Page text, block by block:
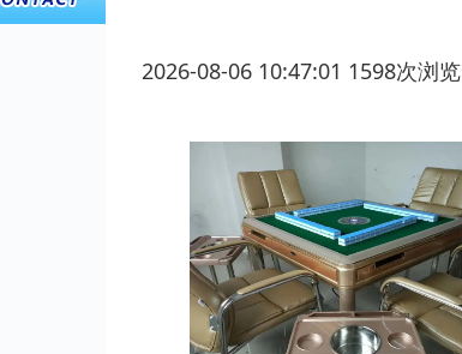
2026-08-06 10:47:01 1598次浏览